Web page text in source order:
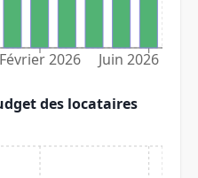
Février 2026 Juin 2026
des locataires